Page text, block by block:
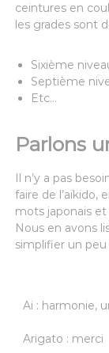
ceintures en
les grades sont
Sixième
Septième
Etc…
Parlons
Il n’y a pas
faire de l’aïkido,
mots japonais
Nous en avons
simplifier un peu
Ai : harmonie,
Arigato : merci